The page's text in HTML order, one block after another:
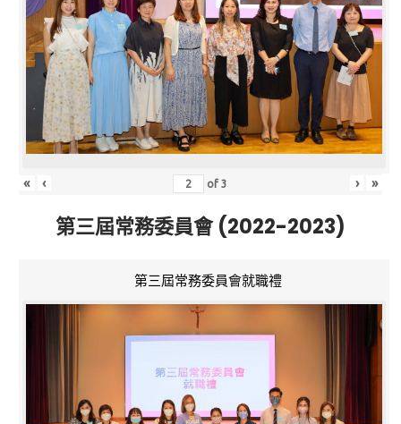
« ‹ of3 › »
第三屆常務委員會 (2022-2023)
第三屆常務委員會就職禮